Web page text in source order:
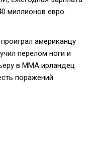
миллионов евро.
американцу
перелом ноги и
в ММА ирландец
поражений.